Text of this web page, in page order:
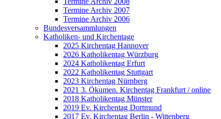
Termine Archiv 2007
Termine Archiv 2006
Bundesversammlungen
Katholiken- und Kirchentage
2025 Kirchentag Hannover
2026 Katholikentag Würzburg
2024 Katholikentag Erfurt
2022 Katholikentag Stuttgart
2023 Kirchentag Nürnberg
2021 3. Ökumen. Kirchentag Frankfurt / online
2018 Katholikentag Münster
2019 Ev. Kirchentag Dortmund
2017 Ev. Kirchentag Berlin - Wittenberg